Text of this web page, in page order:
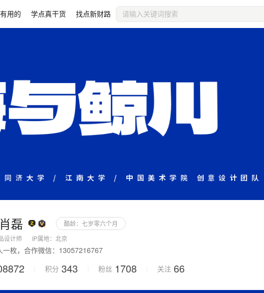
用的 学点真干货 找点新财路
显示背景图
锁定背景图位置
排列 横向平铺 纵向平铺
背景色
保存设置 取消保存
磊 酷龄： 七岁零六个月
设计师 IP属地： 北京
一枚，合作微信：13057216767
积分 343 粉丝 1708 关注 66